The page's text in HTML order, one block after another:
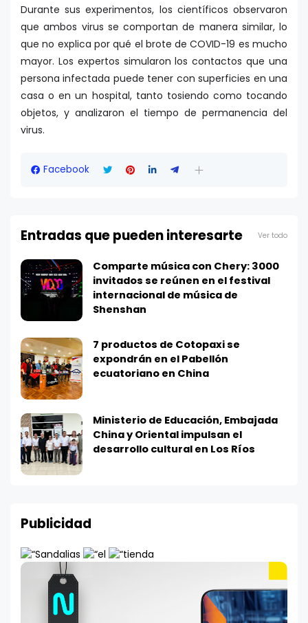
Durante sus experimentos, los científicos observaron
que ambos virus se comportan de manera similar, lo
que no explica por qué el brote de COVID-19 es mucho
mayor. Los expertos simularon los contactos que una
persona infectada puede tener con superficies en una
casa o en un hospital, tanto tosiendo como tocando
objetos, y analizaron el tiempo de permanencia del
virus.
Facebook
Entradas que pueden interesarte Ver todo
Comparte música con Chery: 3000
invitados se reúnen en el festival
internacional de música de
Shenshan
7 productos de Cotopaxi se
expondrán en el Pabellón
ecuatoriano en China
Ministerio de Educación, Embajada
China y Oriental impulsan el
desarrollo cultural en Los Ríos
Publicidad